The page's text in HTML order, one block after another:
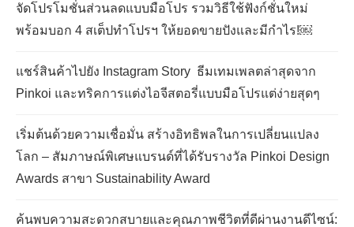
จัดโปรโมชั่นส่วนลดแบบมือโปร รวมวิธีใช้ฟังก์ชั่นใหม่
พร้อมบอก 4 สเต็ปทำโปรฯ ให้ยอดขายปังและมีกำไร!￼
แชร์สินค้าไปยัง Instagram Story ธีมเทมเพลตล่าสุดจาก
Pinkoi และทริคการแต่งไอจีสตอรี่แบบมือโปรแต่ง่ายสุดๆ
เริ่มต้นด้วยความเชื่อมั่น สร้างอิทธิพลในการเปลี่ยนแปลง
โลก – สัมภาษณ์พิเศษแบรนด์ที่ได้รับรางวัล Pinkoi Design
Awards สาขา Sustainability Award
ค้นพบความสะดวกสบายและคุณภาพชีวิตที่ดีผ่านงานดีไซน์: